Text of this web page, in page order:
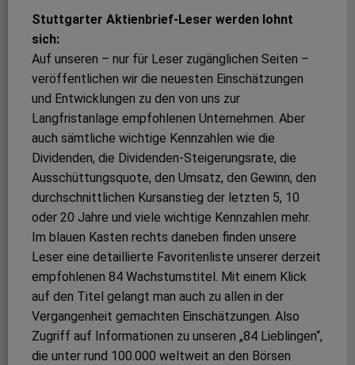
Stuttgarter Aktienbrief-Leser werden lohnt
sich:
Auf unseren – nur für Leser zugänglichen Seiten –
veröffentlichen wir die neuesten Einschätzungen
und Entwicklungen zu den von uns zur
Langfristanlage empfohlenen Unternehmen. Aber
auch sämtliche wichtige Kennzahlen wie die
Dividenden, die Dividenden-Steigerungsrate, die
Ausschüttungsquote, den Umsatz, den Gewinn, den
durchschnittlichen Kursanstieg der letzten 5, 10
oder 20 Jahre und viele wichtige Kennzahlen mehr.
Im blauen Kasten rechts daneben finden unsere
Leser eine detaillierte Favoritenliste unserer derzeit
empfohlenen 84 Wachstumstitel. Mit einem Klick
auf den Titel gelangt man auch zu allen in der
Vergangenheit gemachten Einschätzungen. Also
Zugriff auf Informationen zu unseren „84 Lieblingen“,
die unter rund 100.000 weltweit an den Börsen